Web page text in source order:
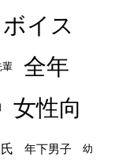
ボイス
輩
全年
女性向
年下男子 幼